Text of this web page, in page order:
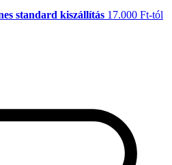
standard kiszállítás 17.000 Ft-tól